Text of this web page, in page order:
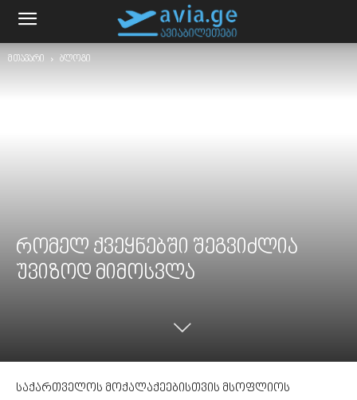
მთავარი ბლოგი
რომელ ქვეყნებში შეგვიძლია
უვიზოდ მიმოსვლა
საქართველოს მოქალაქეებისთვის მსოფლიოს